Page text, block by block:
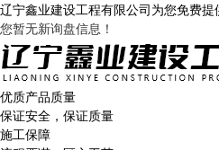
辽宁鑫业建设工程有限公司为您免费提
您暂无新询盘信息！
优质产品质量
保证安全，保证质量
施工保障